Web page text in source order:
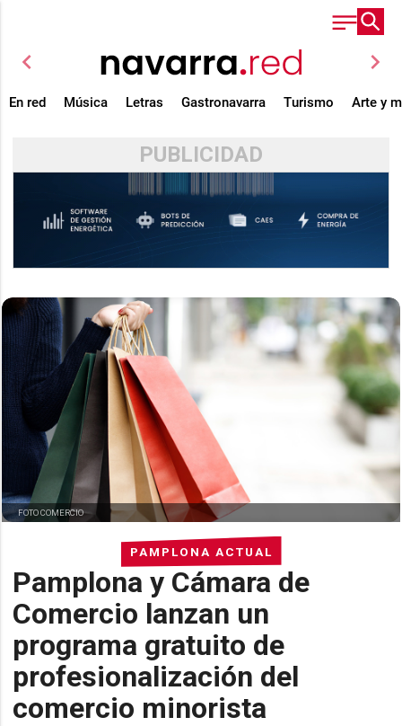
chevron_left chevron_right
En red Música Letras Gastronavarra Turismo Arte y
PUBLICIDAD
PAMPLONA ACTUAL
Pamplona y Cámara de
Comercio lanzan un
programa gratuito de
profesionalización del
comercio minorista
FOTO COMERCIO